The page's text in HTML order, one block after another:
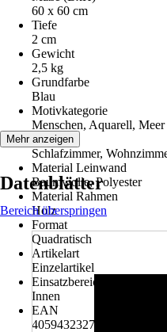
60 x 60 cm
Tiefe
2 cm
Gewicht
2,5 kg
Grundfarbe
Blau
Motivkategorie
Menschen, Aquarell,
Räume
Schlafzimmer,
Material Leinwand
Baumwolle, Polyester
Material Rahmen
Holz
Format
Quadratisch
Artikelart
Einzelartikel
Einsatzbereich
Innen
EAN
4059432327915
Mehr anzeigen
Datenblätter
Bereich überspringen